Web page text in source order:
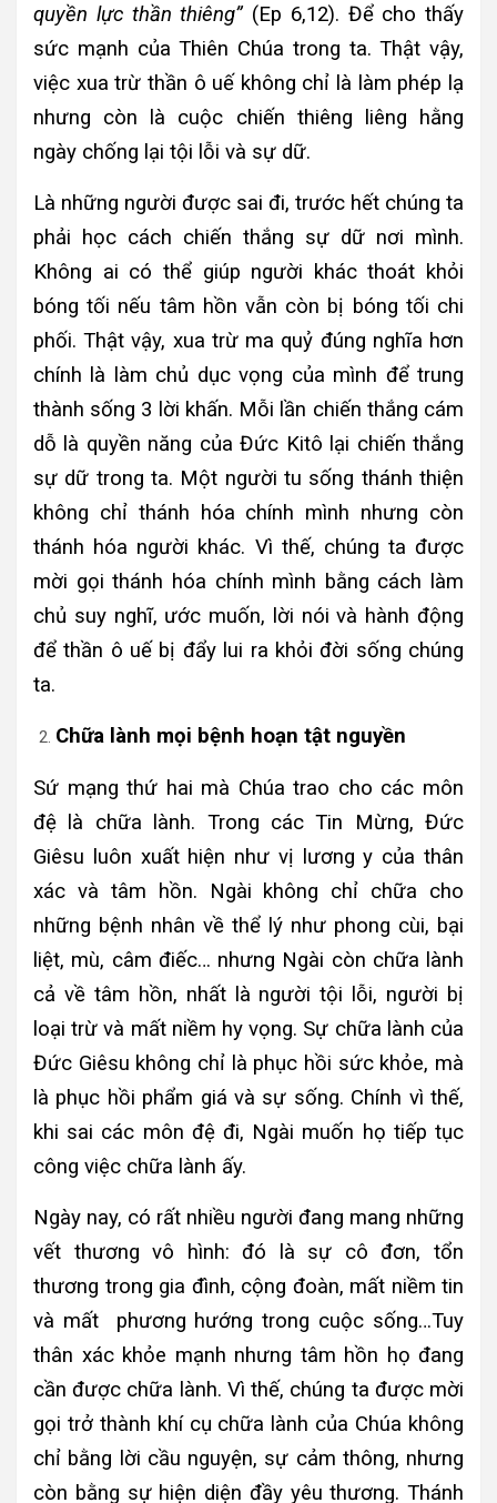
quyền lực thần thiêng”(Ep 6,12). Để cho thấy
sức mạnh của Thiên Chúa trong ta. Thật vậy,
việc xua trừ thần ô uế không chỉ là làm phép lạ
nhưng còn là cuộc chiến thiêng liêng hằng
ngày chống lại tội lỗi và sự dữ.
Là những người được sai đi, trước hết chúng ta
phải học cách chiến thắng sự dữ nơi mình.
Không ai có thể giúp người khác thoát khỏi
bóng tối nếu tâm hồn vẫn còn bị bóng tối chi
phối. Thật vậy, xua trừ ma quỷ đúng nghĩa hơn
chính là làm chủ dục vọng của mình để trung
thành sống 3 lời khấn. Mỗi lần chiến thắng cám
dỗ là quyền năng của Đức Kitô lại chiến thắng
sự dữ trong ta. Một người tu sống thánh thiện
không chỉ thánh hóa chính mình nhưng còn
thánh hóa người khác. Vì thế, chúng ta được
mời gọi thánh hóa chính mình bằng cách làm
chủ suy nghĩ, ước muốn, lời nói và hành động
để thần ô uế bị đẩy lui ra khỏi đời sống chúng
ta.
Chữa lành mọi bệnh hoạn tật nguyền
Sứ mạng thứ hai mà Chúa trao cho các môn
đệ là chữa lành. Trong các Tin Mừng, Đức
Giêsu luôn xuất hiện như vị lương y của thân
xác và tâm hồn. Ngài không chỉ chữa cho
những bệnh nhân về thể lý như phong cùi, bại
liệt, mù, câm điếc… nhưng Ngài còn chữa lành
cả về tâm hồn, nhất là người tội lỗi, người bị
loại trừ và mất niềm hy vọng. Sự chữa lành của
Đức Giêsu không chỉ là phục hồi sức khỏe, mà
là phục hồi phẩm giá và sự sống. Chính vì thế,
khi sai các môn đệ đi, Ngài muốn họ tiếp tục
công việc chữa lành ấy.
Ngày nay, có rất nhiều người đang mang những
vết thương vô hình: đó là sự cô đơn, tổn
thương trong gia đình, cộng đoàn, mất niềm tin
và mất phương hướng trong cuộc sống…Tuy
thân xác khỏe mạnh nhưng tâm hồn họ đang
cần được chữa lành. Vì thế, chúng ta được mời
gọi trở thành khí cụ chữa lành của Chúa không
chỉ bằng lời cầu nguyện, sự cảm thông, nhưng
còn bằng sự hiện diện đầy yêu thương. Thánh